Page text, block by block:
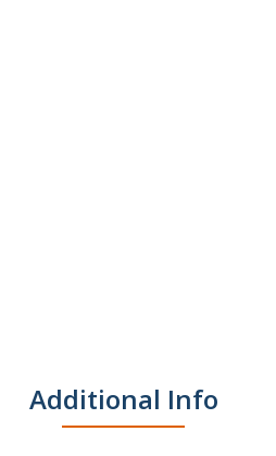
Additional Info